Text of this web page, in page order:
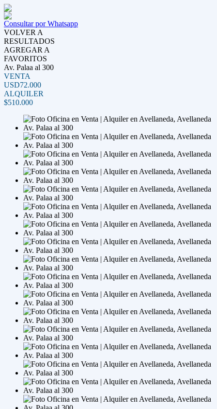
Consultar por Whatsapp
VOLVER A
RESULTADOS
AGREGAR A
FAVORITOS
Av. Palaa al 300
VENTA
USD72.000
ALQUILER
$510.000